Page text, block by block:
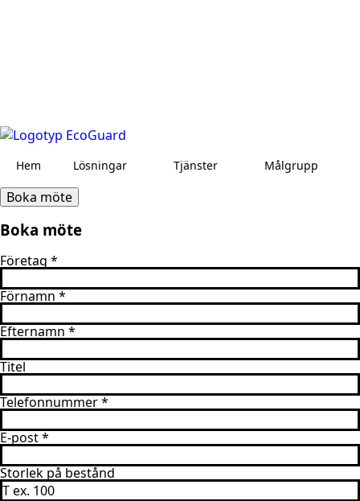
Hem Lösningar Tjänster Målgrupp
Boka möte
Boka möte
Företag *
Förnamn *
Efternamn *
Titel
Telefonnummer*
E-post*
Storlek på bestånd